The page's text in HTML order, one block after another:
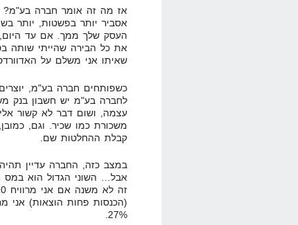
אז מה זה אומר חברה בע"מ?
אסביר יותר בפשטות, יותר
העסק שלך ממך. אם עד היום,
את כל הבירה שהייתי שותה
שאיתו אני משלם על
כשפותחים חברה בע"מ,
לחברה בע"מ יש חשבון בנק
עצמה, ושום דבר לא קשור
משכורת כמו שכיר. וגם,
קבלת ההחלטות שם.
במצב כזה, החברה עדיין
אבל… השוני הגדול הוא במס
(הכנסות פחות הוצאות) אני
27%.